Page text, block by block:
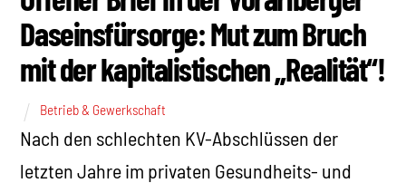
Daseinsfürsorge: Mut zum Bruch
mit der kapitalistischen „Realität“!
Betrieb & Gewerkschaft
Nach den schlechten KV-Abschlüssen der
letzten Jahre im privaten Gesundheits- und